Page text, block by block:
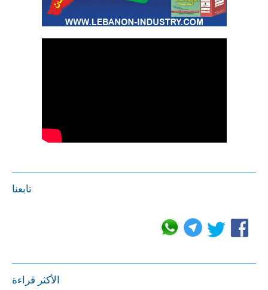
تابعنا
الأكثر قراءة